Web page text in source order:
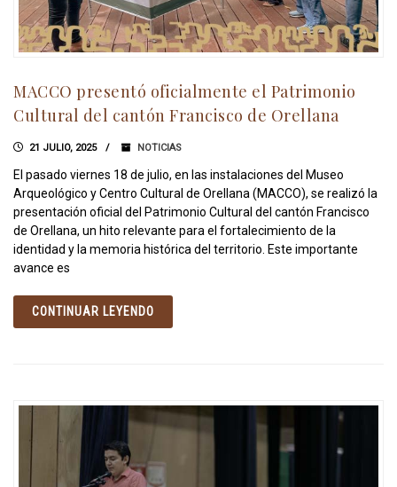
MACCO presentó oficialmente el Patrimonio
Cultural del cantón Francisco de Orellana
21 JULIO, 2025 NOTICIAS
El pasado viernes 18 de julio, en las instalaciones del Museo
Arqueológico y Centro Cultural de Orellana (MACCO), se realizó la
presentación oficial del Patrimonio Cultural del cantón Francisco
de Orellana, un hito relevante para el fortalecimiento de la
identidad y la memoria histórica del territorio. Este importante
avance es
CONTINUAR LEYENDO